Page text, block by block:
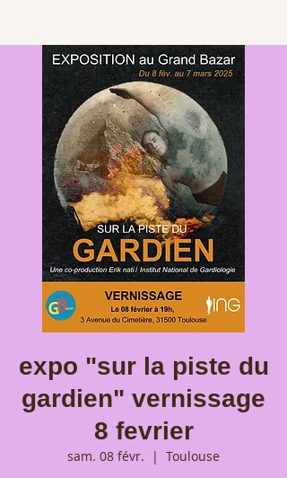
expo "sur la piste du
gardien" vernissage
8 fevrier
sam. 08 févr.
  |
Toulouse